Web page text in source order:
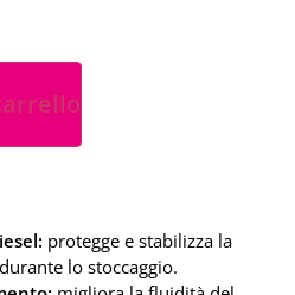
protegge e stabilizza la
lo stoccaggio.